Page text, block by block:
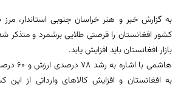
به گزارش خبر و هنر خراسان جنوبی استاندار، مرز
کشور افغانستان را فرصتی طلایی برشمرد و متذکر
بازار افغانستان باید افزایش یابد.
هاشمی با
به افغانستان و افزایش کالاهای وارداتی از